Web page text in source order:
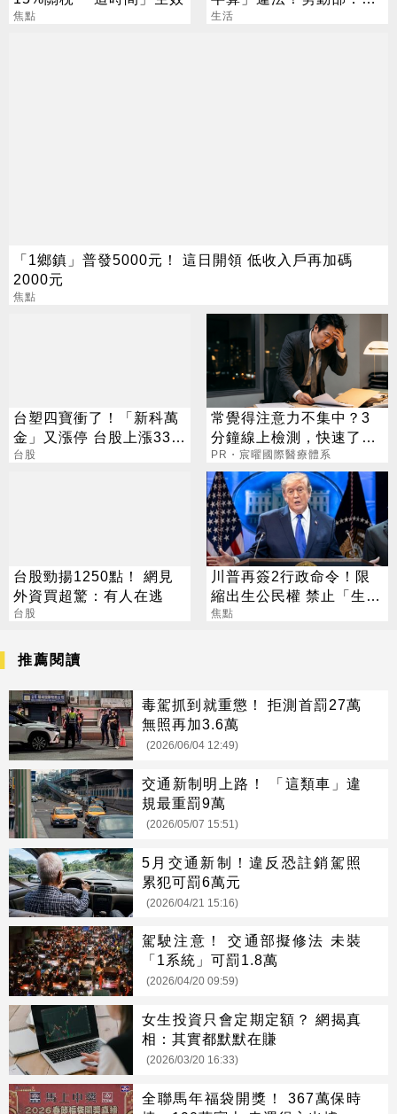
焦點
案可罰2萬
生活
「1鄉鎮」普發5000元！ 這日開領 低收入戶再加碼
2000元
焦點
台塑四寶衝了！「新科萬
金」又漲停 台股上漲330
點
台股
常覺得注意力不集中？3
分鐘線上檢測，快速了解
腦力狀況
PR・宸曜國際醫療體系
台股勁揚1250點！ 網見
外資買超驚：有人在逃
台股
川普再簽2行政命令！限
縮出生公民權 禁止「生育
旅遊」
焦點
推薦閱讀
毒駕抓到就重懲！ 拒測首罰27萬
無照再加3.6萬
(2026/06/04 12:49)
交通新制明上路！ 「這類車」違
規最重罰9萬
(2026/05/07 15:51)
5月交通新制！違反恐註銷駕照
累犯可罰6萬元
(2026/04/21 15:16)
駕駛注意！ 交通部擬修法 未裝
「1系統」可罰1.8萬
(2026/04/20 09:59)
女生投資只會定期定額？ 網揭真
相：其實都默默在賺
(2026/03/20 16:33)
全聯馬年福袋開獎！ 367萬保時